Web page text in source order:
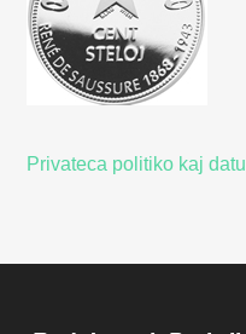
Privateca politiko kaj